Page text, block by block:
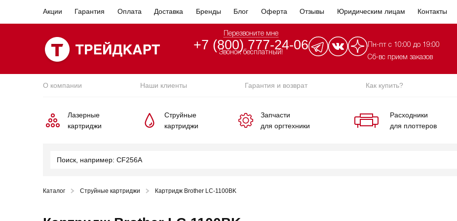
Акции Гарантия Оплата Доставка Бренды Блог Оферта Отзывы Юридическим лицам Контакты
Перезвоните мне
+7 (800) 777-24-06
Звонок бесплатный!
Пн-пт с 10:00 до 19:00
Сб-вс прием заказов
О компании Наши клиенты Гарантия и возврат Как купить?
Лазерные
картриджи
Струйные
картриджи
Запчасти
для оргтехники
Расходники
для плоттеров
Каталог Струйные картриджи Картридж Brother LC-1100BK